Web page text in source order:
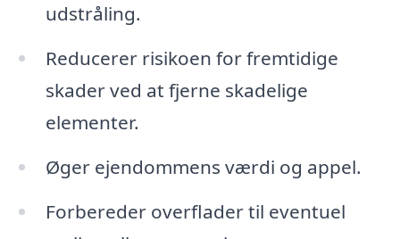
udstråling.
Reducerer risikoen for fremtidige
skader ved at fjerne skadelige
elementer.
Øger ejendommens værdi og appel.
Forbereder overflader til eventuel